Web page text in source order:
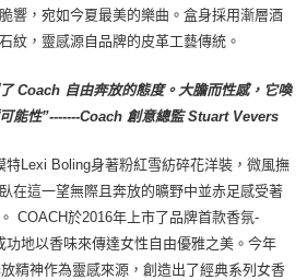
響，宛如今夏最美的樂曲。盒身採用漸層酒
紋，靈感源自品牌的皮革工藝傳統。
Coach 自由奔放的態度。大膽而性感，它喚
能性”-------Coach 創意總監 Stuart Vevers
特Lexi Boling身著粉紅雪紡碎花洋裝，微風撫
在這一望無際且奔放的曠野中並赤足感受著
COACH於2016年上市了品牌首款香氛-
功地以香味來傳達女性自由優雅之美。今年
精神作為靈感來源，創造出了經典系列女香